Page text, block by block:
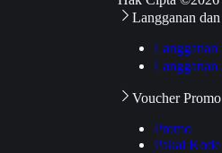
Langganan
Langganan
Voucher Promo
Promo
Pakai